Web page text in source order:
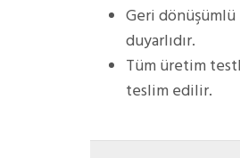
Geri
duyarlıdır.
Tüm üretim
teslim edilir.